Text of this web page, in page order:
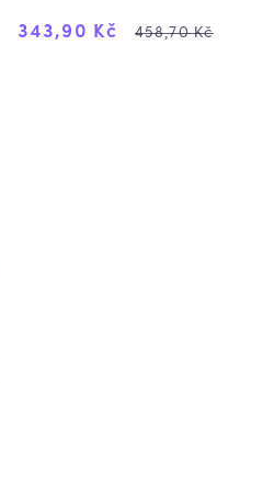
Výprodejová
343,90 Kč
Běžná
458,70 Kč